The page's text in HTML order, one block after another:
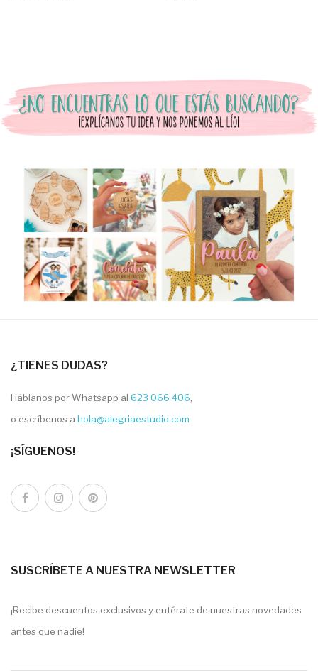
¿TIENES DUDAS?
Háblanos por Whatsapp al 623 066 406
o escríbenos a hola@alegriaestudio.com
¡SÍGUENOS!
SUSCRÍBETE A NUESTRA NEWSLETTER
¡Recibe descuentos exclusivos y entérate de nuestras novedades
antes que nadie!